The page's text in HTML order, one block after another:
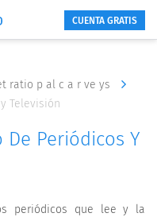
CUENTA GRATIS
ratio p al c a r ve ys
Televisión
De Periódicos Y
periódicos que lee y la